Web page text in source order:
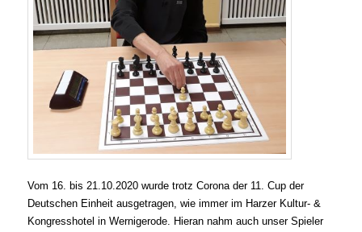
Vom 16. bis 21.10.2020 wurde trotz Corona der 11. Cup der
Deutschen Einheit ausgetragen, wie immer im Harzer Kultur- &
Kongresshotel in Wernigerode. Hieran nahm auch unser Spieler